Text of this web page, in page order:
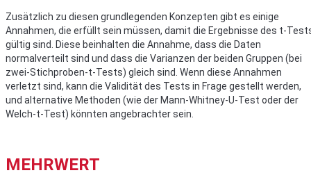
Zusätzlich zu diesen grundlegenden Konzepten gibt es einige
Annahmen, die erfüllt sein müssen, damit die Ergebnisse des t-
gültig sind. Diese beinhalten die Annahme, dass die Daten
normalverteilt sind und dass die Varianzen der beiden Gruppen (bei
zwei-Stichproben-t-Tests) gleich sind. Wenn diese Annahmen
verletzt sind, kann die Validität des Tests in Frage gestellt werden,
und alternative Methoden (wie der Mann-Whitney-U-Test oder der
Welch-t-Test) könnten angebrachter sein.
MEHRWERT